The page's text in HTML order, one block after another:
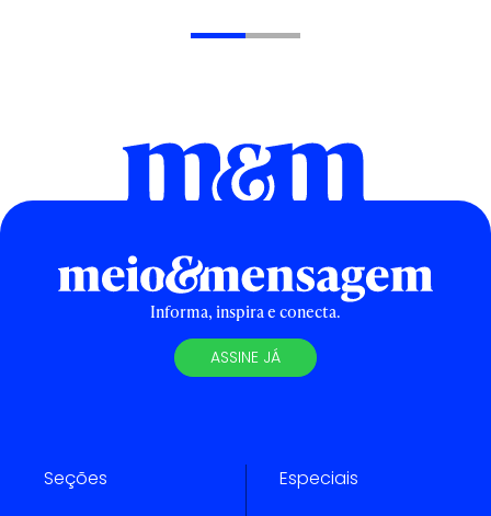
Informa, inspira e conecta.
ASSINE JÁ
Seções Especiais